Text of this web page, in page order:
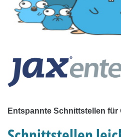
Entspannte Schnittstellen für